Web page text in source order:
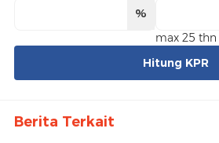
%
max 25 thn
Hitung KPR
Berita Terkait